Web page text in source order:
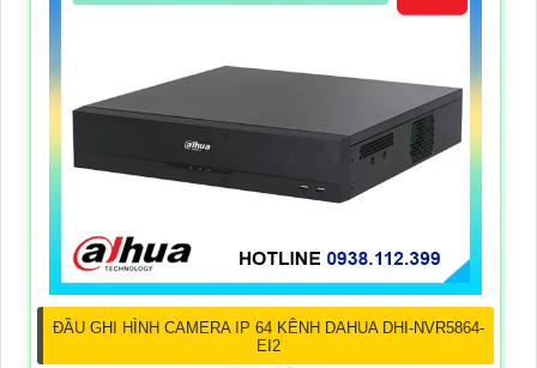
ĐẦU GHI HÌNH CAMERA IP 64 KÊNH DAHUA DHI-NVR5864-
EI2